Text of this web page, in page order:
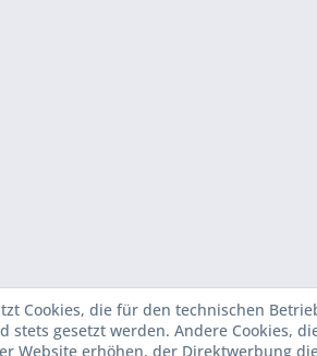
Cookies, die für den technischen
stets gesetzt werden. Andere Cookies,
Website erhöhen, der Direktwerbung